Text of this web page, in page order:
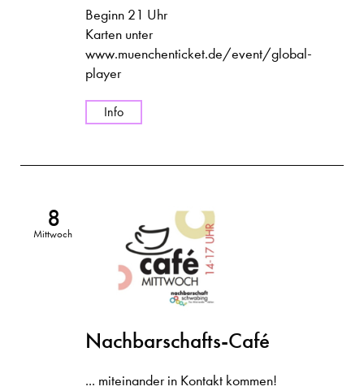
Beginn 21 Uhr
Karten unter
www.muenchenticket.de/event/global-
player
Info
8
Mittwoch
Nachbarschafts-Café
... miteinander in Kontakt kommen!